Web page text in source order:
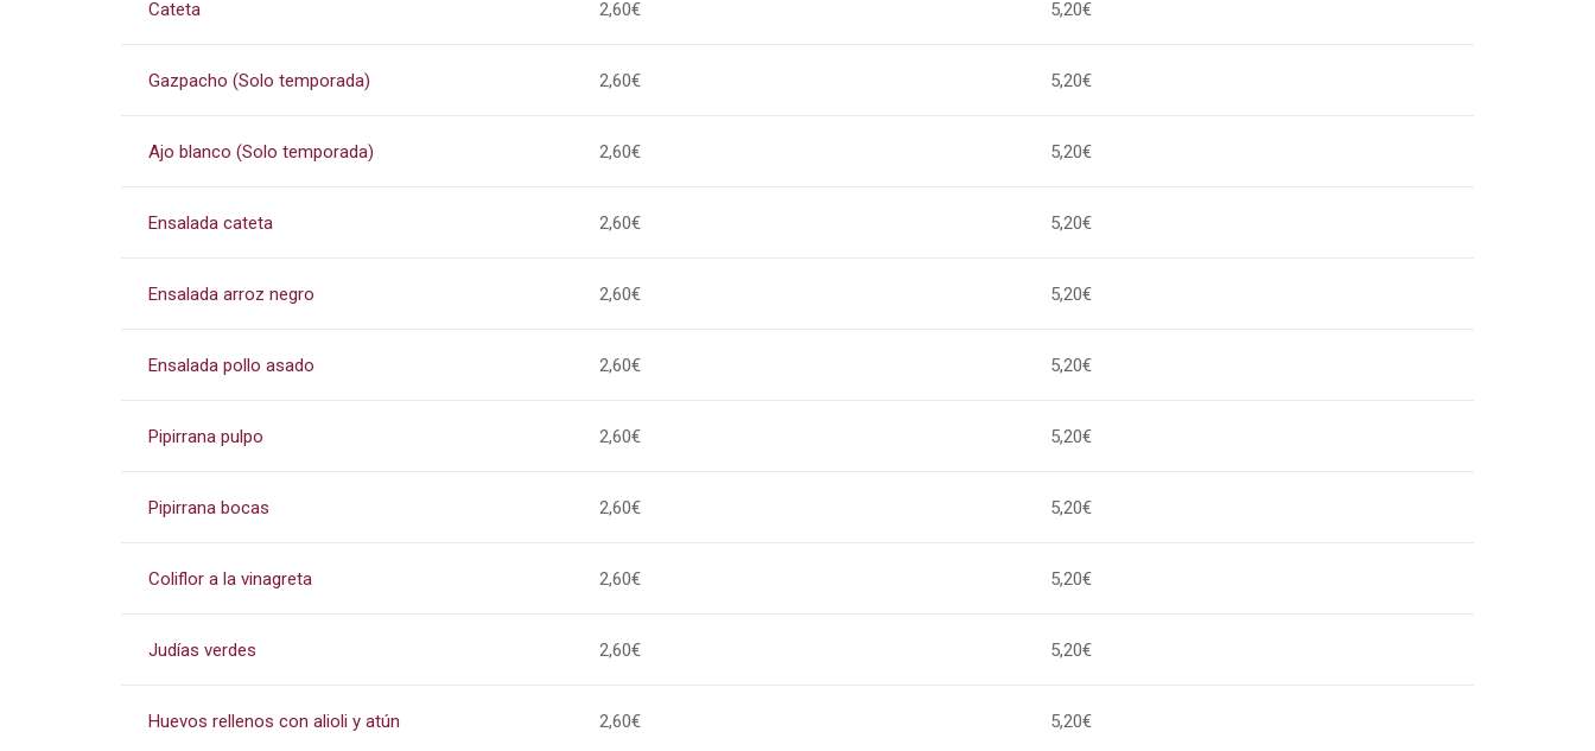
Cateta 2,60€ 5,20€
Gazpacho (Solo temporada) 2,60€ 5,20€
Ajo blanco (Solo temporada) 2,60€ 5,20€
Ensalada cateta 2,60€ 5,20€
Ensalada arroz negro 2,60€ 5,20€
Ensalada pollo asado 2,60€ 5,20€
Pipirrana pulpo 2,60€ 5,20€
Pipirrana bocas 2,60€ 5,20€
Coliflor a la vinagreta 2,60€ 5,20€
Judías verdes 2,60€ 5,20€
Huevos rellenos con alioli y atún 2,60€ 5,20€